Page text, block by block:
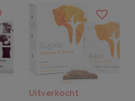
Uitverkocht